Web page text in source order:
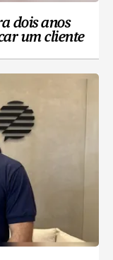
dois anos
um cliente